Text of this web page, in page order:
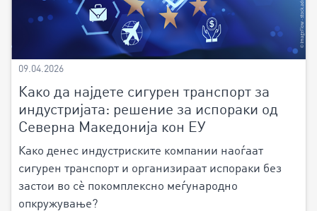
09.04.2026
Како да најдете сигурен транспорт за
индустријата: решение за испораки од
Северна Македонија кон ЕУ
Како денес индустриските компании наоѓаат
сигурен транспорт и организираат испораки без
застои во сè покомплексно меѓународно
опкружување?